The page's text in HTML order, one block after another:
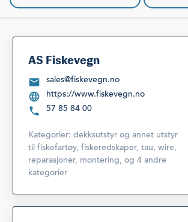
AS Fiskevegn
sales@fiskevegn.no
https://www.fiskevegn.no
57 85 84 00
Kategorier: dekksutstyr og annet utstyr
til fiskefartøy, fiskeredskaper, tau, wire,
reparasjoner, montering, og 4 andre
kategorier